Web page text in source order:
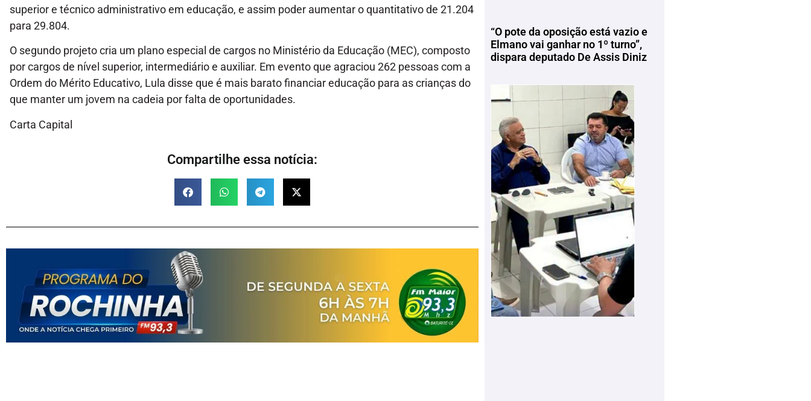
superior e técnico administrativo em educação, e assim poder aumentar o quantitativo de 21.204
para 29.804.
O segundo projeto cria um plano especial de cargos no Ministério da Educação (MEC), composto
por cargos de nível superior, intermediário e auxiliar. Em evento que agraciou 262 pessoas com a
Ordem do Mérito Educativo, Lula disse que é mais barato financiar educação para as crianças do
que manter um jovem na cadeia por falta de oportunidades.
Carta Capital
Compartilhe essa notícia:
“O pote da oposição está vazio e
Elmano vai ganhar no 1º turno”,
dispara deputado De Assis Diniz